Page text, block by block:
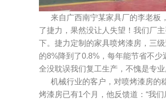
来自广西南宁某家具厂的李老板
了捷力，果然没让人失望！我们厂
下。捷力定制的家具喷烤漆房，三
的8%降到了0.8%，每年能节省不
全没耽误我们复工生产，不愧是专业
机械行业的客户，对喷烤漆房的
烤漆房已有1个月，他反馈道：“我